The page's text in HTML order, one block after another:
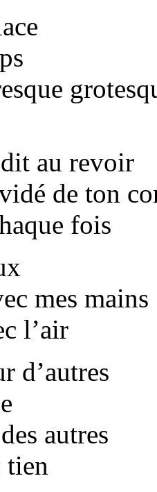
au revoir
de ton
fois
mes mains
l’air
d’autres
autres
tien